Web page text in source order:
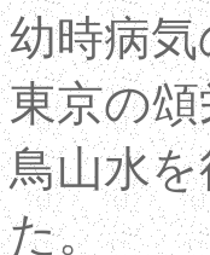
幼時病
東京の
鳥山水
た。